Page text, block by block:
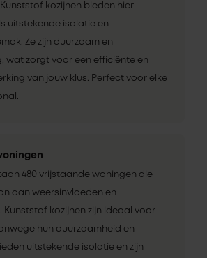
kozijnen bieden hier
uitstekende isolatie en
Ze zijn duurzaam en
wat zorgt voor een efficiënte en
van jouw klus. Perfect voor elke
480 vrijstaande woningen die
aan weersinvloeden en
Kunststof kozijnen zijn ideaal voor
hun duurzaamheid en
uitstekende isolatie en zijn